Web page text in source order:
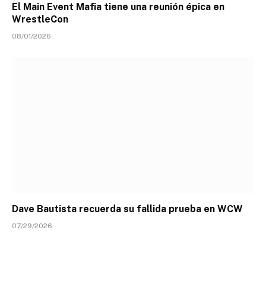
El Main Event Mafia tiene una reunión épica en
WrestleCon
08/01/2026
Dave Bautista recuerda su fallida prueba en WCW
07/29/2026